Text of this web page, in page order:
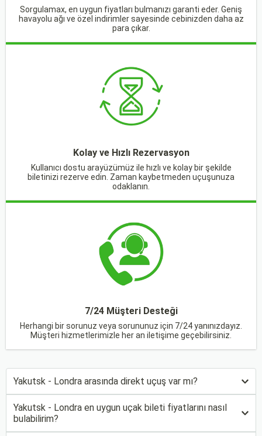
Sorgulamax, en uygun fiyatları bulmanızı garanti eder. Geniş
havayolu ağı ve özel indirimler sayesinde cebinizden daha az
para çıkar.
Kolay ve Hızlı Rezervasyon
Kullanıcı dostu arayüzümüz ile hızlı ve kolay bir şekilde
biletinizi rezerve edin. Zaman kaybetmeden uçuşunuza
odaklanın.
7/24 Müşteri Desteği
Herhangi bir sorunuz veya sorununuz için 7/24 yanınızdayız.
Müşteri hizmetlerimizle her an iletişime geçebilirsiniz.
Yakutsk - Londra arasında direkt uçuş var mı?
Yakutsk - Londra en uygun uçak bileti fiyatlarını nasıl
bulabilirim?